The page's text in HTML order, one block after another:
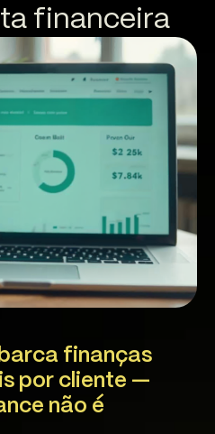
financeira
finanças
por cliente —
não é